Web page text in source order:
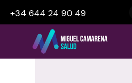
+34 644 24 90 49